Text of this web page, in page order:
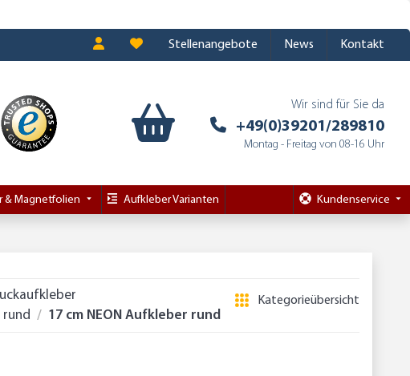
Stellenangebote News Kontakt
Wir sind für Sie da
+49(0)39201/289810
Montag - Freitag von 08-16 Uhr
& Magnetfolien Aufkleber Varianten Kundenservice
rund 17 cm NEON Aufkleber rund
Kategorieübersicht